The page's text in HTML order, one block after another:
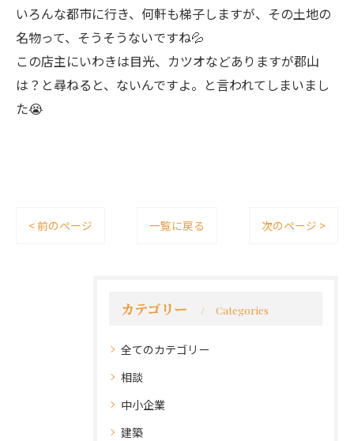
いろんな都市に行き、何軒も梯子しますが、その土地の
名物って、そうそうないですね💦
この店主にいわきは目光、カツオなどありますが郡山
は？と尋ねると、ないんですよ。と言われてしまいまし
た😭
< 前のページ 一覧に戻る 次のページ >
カテゴリー Categories
全てのカテゴリー
相談
中小企業
建築